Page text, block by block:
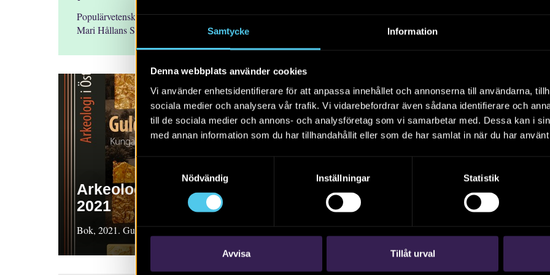
Samtycke Information
Denna webbplats använder cookies
Vi använder enhetsidentifierare för att anpassa innehållet och annonserna till användarna,
sociala medier och analysera vår trafik. Vi vidarebefordrar även sådana identifierare och
till de sociala medier och annons- och analysföretag som vi samarbetar med. Dessa kan i
med annan information som du har tillhandahållit eller som de har samlat in när du har
Nödvändig
Inställningar Statistik
Avvisa Tillåt urval
Populärvetenskaplig publikation. 2021 Ann-
Mari Hållans Stenholm och Karin Lindeblad
Arkeologi i Östergötland
2021
Bok, 2021. Guldglans i mjödhallen
– Arkeologi för
Västlänken 1
I denna volym kan du läsa om det medeltida
fästet Gullberg och Johannebergs landeri och